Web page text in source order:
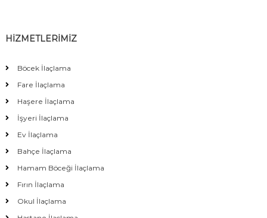
HİZMETLERİMİZ
Böcek İlaçlama
Fare İlaçlama
Haşere İlaçlama
İşyeri İlaçlama
Ev İlaçlama
Bahçe İlaçlama
Hamam Böceği İlaçlama
Fırın İlaçlama
Okul İlaçlama